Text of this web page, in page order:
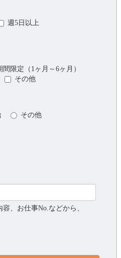
週5日以上
間限定（1ヶ月～6ヶ月）
その他
その他
、お仕事No.などから、